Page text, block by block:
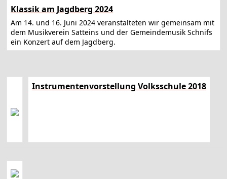
Klassik am Jagdberg 2024
Am 14. und 16. Juni 2024 veranstalteten wir gemeinsam mit
dem Musikverein Satteins und der Gemeindemusik Schnifs
ein Konzert auf dem Jagdberg.
Instrumentenvorstellung Volksschule 2018